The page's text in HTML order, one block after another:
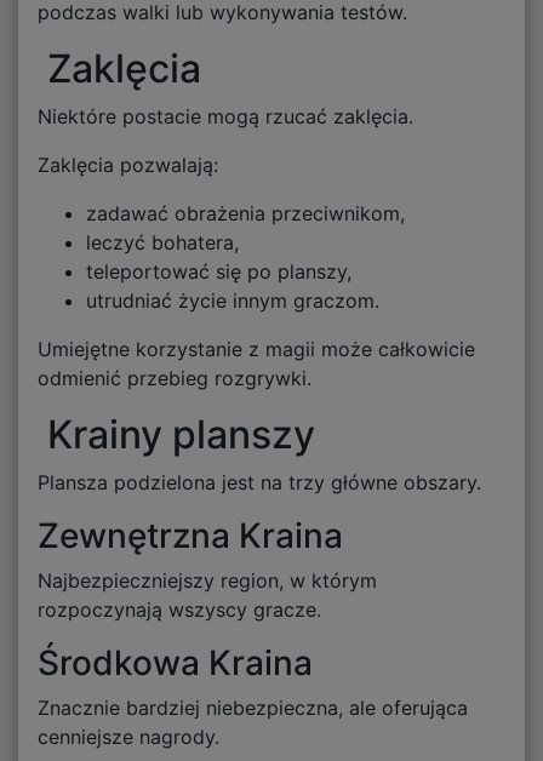
podczas walki lub wykonywania testów.
Zaklęcia
Niektóre postacie mogą rzucać zaklęcia.
Zaklęcia pozwalają:
zadawać obrażenia przeciwnikom,
leczyć bohatera,
teleportować się po planszy,
utrudniać życie innym graczom.
Umiejętne korzystanie z magii może całkowicie
odmienić przebieg rozgrywki.
Krainy planszy
Plansza podzielona jest na trzy główne obszary.
Zewnętrzna Kraina
Najbezpieczniejszy region, w którym
rozpoczynają wszyscy gracze.
Środkowa Kraina
Znacznie bardziej niebezpieczna, ale oferująca
cenniejsze nagrody.